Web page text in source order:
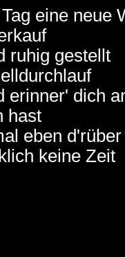
eine neue
ruhig gestellt
erinner' dich
hast
eben
keine Zeit